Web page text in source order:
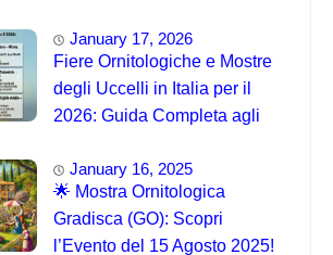
January 17, 2026
Fiere Ornitologiche e Mostre
degli Uccelli in Italia per il
2026: Guida Completa agli
January 16, 2025
🌟 Mostra Ornitologica
Gradisca (GO): Scopri
l’Evento del 15 Agosto 2025!